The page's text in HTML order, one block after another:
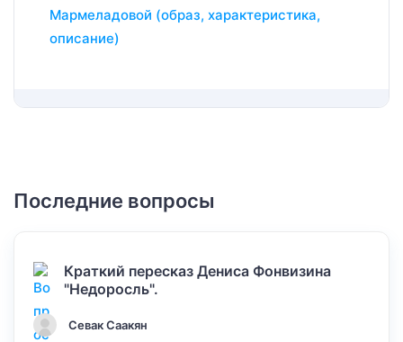
Мармеладовой (образ, характеристика,
описание)
Последние вопросы
Краткий пересказ Дениса Фонвизина
"Недоросль".
Севак Саакян